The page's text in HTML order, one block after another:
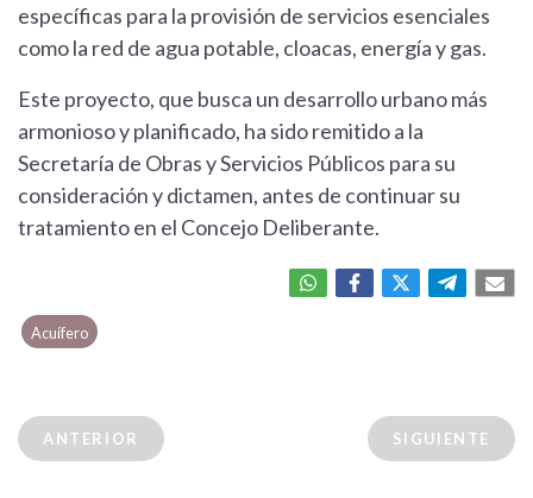
específicas para la provisión de servicios esenciales
como la red de agua potable, cloacas, energía y gas.
Este proyecto, que busca un desarrollo urbano más
armonioso y planificado, ha sido remitido a la
Secretaría de Obras y Servicios Públicos para su
consideración y dictamen, antes de continuar su
tratamiento en el Concejo Deliberante.
Acuífero
ANTERIOR SIGUIENTE